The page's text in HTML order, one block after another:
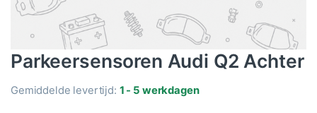
Parkeersensoren Audi Q2 Achter
Gemiddelde levertijd: 1 - 5 werkdagen